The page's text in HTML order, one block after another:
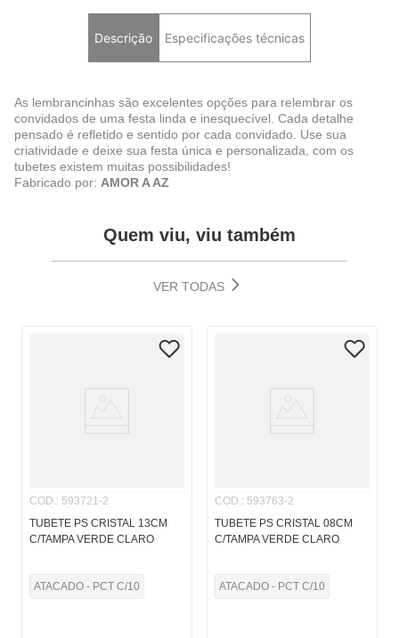
Descrição Especificações técnicas
As lembrancinhas são excelentes opções para relembrar os
convidados de uma festa linda e inesquecível. Cada detalhe
pensado é refletido e sentido por cada convidado. Use sua
criatividade e deixe sua festa única e personalizada, com os
tubetes existem muitas possibilidades!
Fabricado por: AMOR A AZ
Quem viu, viu também
VER TODAS
COD.: 593721-2
TUBETE PS CRISTAL 13CM
C/TAMPA VERDE CLARO
ATACADO - PCT C/10
COD.: 593763-2
TUBETE PS CRISTAL 08CM
C/TAMPA VERDE CLARO
ATACADO - PCT C/10